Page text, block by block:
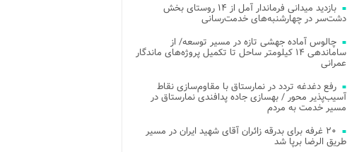
بازدید میدانی فرماندار آمل از ۱۴ روستای بخش
دشت‌سر در چهارشنبه‌های خدمت‌رسانی
چالوس آماده جهشی تازه در مسیر توسعه/ از
ساماندهی ۱۴ کیلومتر ساحل تا تکمیل پروژه‌های ماندگار
عمرانی
رفع دغدغه تردد در نمارستاق با مقاوم‌سازی نقاط
آسیب‌پذیر محور / بهسازی جاده پدافندی نمارستاق در
مسیر خدمت به مردم
۲۰ غرفه برای بدرقه زائران آقای شهید ایران در مسیر
طریق الرضا برپا شد